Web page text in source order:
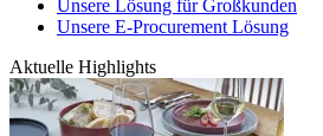
Unsere Lösung für Großkunden
Unsere E-Procurement Lösung
Aktuelle Highlights